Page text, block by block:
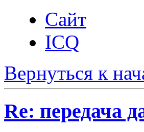
Сайт
ICQ
Вернуться к
Re: передача